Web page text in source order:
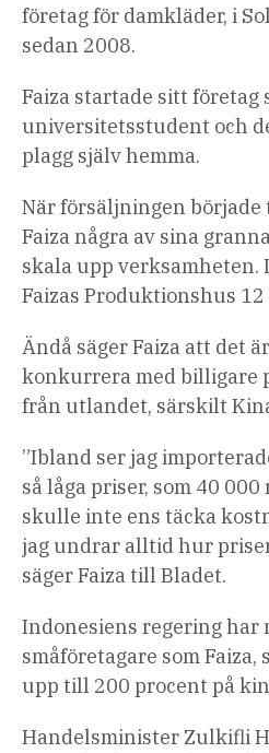
företag för damkläder, i
sedan 2008.
Faiza startade sitt företag
universitetsstudent och
plagg själv hemma.
När försäljningen
Faiza några av sina
skala upp verksamheten.
Faizas Produktionshus
Ändå säger Faiza att det
konkurrera med billigare
från utlandet, särskilt
”Ibland ser jag
så låga priser, som 40
skulle inte ens täcka
jag undrar alltid hur
säger Faiza till Bladet.
Indonesiens regering har
småföretagare som
upp till 200 procent på
Handelsminister Zulkifli